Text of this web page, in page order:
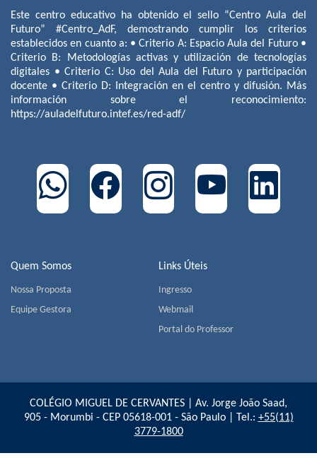
Quem Somos
Nossa Proposta
Equipe Gestora
Links Úteis
Ingresso
Webmail
Portal do Professor
Este centro educativo ha obtenido el sello “Centro Aula del
Futuro” #Centro_AdF, demostrando cumplir los criterios
establecidos en cuanto a: • Criterio A: Espacio Aula del Futuro •
Criterio B: Metodologías activas y utilización de tecnologías
digitales • Criterio C: Uso del Aula del Futuro y participación
docente • Criterio D: Integración en el centro y difusión. Más
información sobre el reconocimiento:
https://auladelfuturo.intef.es/red-adf/
COLÉGIO MIGUEL DE CERVANTES | Av. Jorge João Saad,
905 - Morumbi - CEP 05618-001 - São Paulo | Tel.: +55(11)
3779-1800